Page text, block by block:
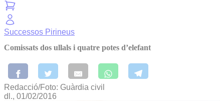
Successos Pirineus
Comissats dos ullals i quatre potes d’elefant
Redacció/Foto: Guàrdia civil
dl., 01/02/2016